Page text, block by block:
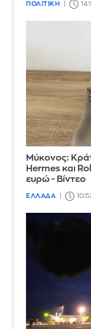
ΠΟΛΙΤΙΚΗ
Μύκονος:
Hermes και
ευρώ - Βίντεο
ΕΛΛΑΔΑ